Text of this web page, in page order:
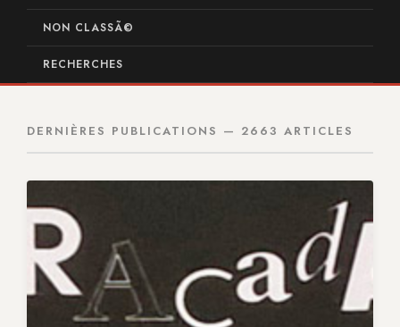
NON CLASSÃ©
RECHERCHES
DERNIÈRES PUBLICATIONS — 2663 ARTICLES